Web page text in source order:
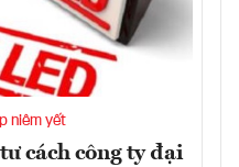
niêm yết
cách công ty đại